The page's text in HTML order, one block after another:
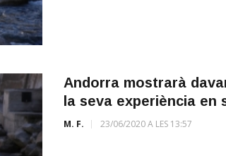
Andorra mostrarà
la seva experiència en
M. F. 23/06/2020 A LES 13:57